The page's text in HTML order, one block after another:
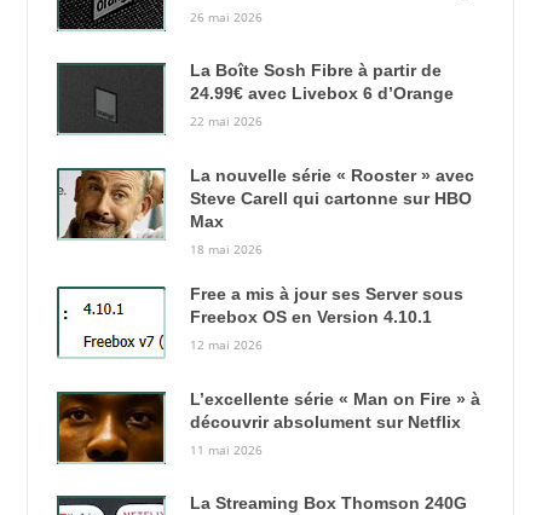
26 mai 2026
La Boîte Sosh Fibre à partir de
24.99€ avec Livebox 6 d’Orange
22 mai 2026
La nouvelle série « Rooster » avec
Steve Carell qui cartonne sur HBO
Max
18 mai 2026
Free a mis à jour ses Server sous
Freebox OS en Version 4.10.1
12 mai 2026
L’excellente série « Man on Fire » à
découvrir absolument sur Netflix
11 mai 2026
La Streaming Box Thomson 240G